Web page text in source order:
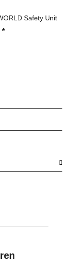
Safety Unit
*